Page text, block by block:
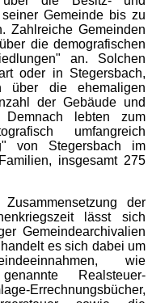
Gemeinde bis zu
Zahlreiche Gemeinden
die demografischen
an. Solchen
oder in Stegersbach,
über die ehemaligen
der Gebäude und
Demnach lebten zum
umfangreich
von Stegersbach im
insgesamt 275
der
lässt sich
Gemeindearchivalien
es sich dabei um
wie
Realsteuer-
Errechnungsbücher,